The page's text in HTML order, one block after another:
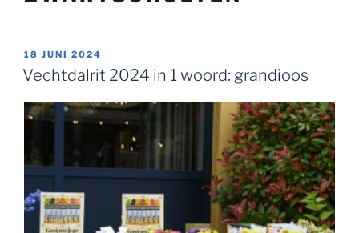
GEPLAATST
OP
18 JUNI 2024
Vechtdalrit 2024 in 1 woord: grandioos